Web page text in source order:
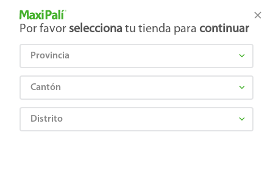
Tienda Maxi Palí
Por favor selecciona tu tienda para continuar
Provincia
Cantón
Distrito